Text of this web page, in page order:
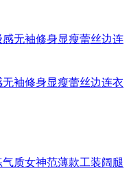
袖修身显瘦蕾丝边连衣